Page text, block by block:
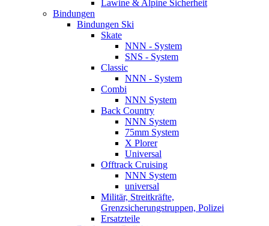
Lawine & Alpine Sicherheit
Bindungen
Bindungen Ski
Skate
NNN - System
SNS - System
Classic
NNN - System
Combi
NNN System
Back Country
NNN System
75mm System
X Plorer
Universal
Offtrack Cruising
NNN System
universal
Militär, Streitkräfte,
Grenzsicherungstruppen, Polizei
Ersatzteile